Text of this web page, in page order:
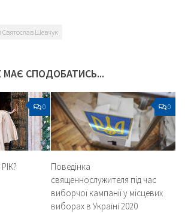
Шевчук
СПОДОБАТИСЬ...
0 0
Поведінка
священнослужителя під час
виборчої кампанії у місцевих
виборах в Україні 2020